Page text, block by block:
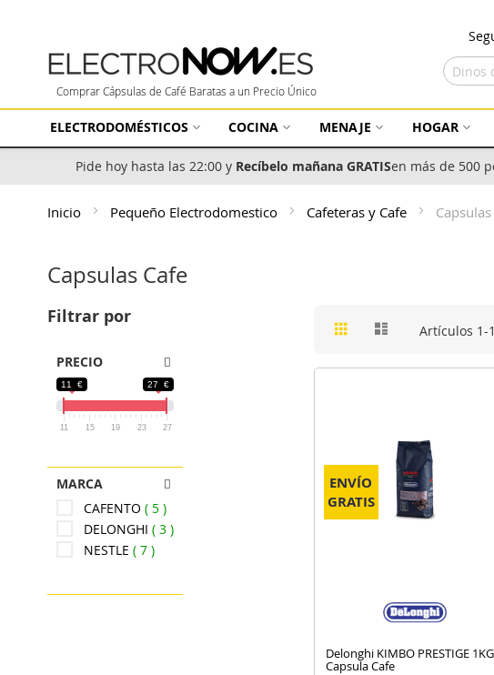
Comprar Cápsulas de Café Baratas a un Precio Único
ELECTRODOMÉSTICOS COCINA MENAJE HOGAR
Pide hoy hasta las 22:00 y Recíbelo mañana GRATISen más de 500
Inicio Pequeño Electrodomestico Cafeteras y Cafe
Capsulas Cafe
Ver
como
Parrilla Artículos 1-
ENVÍO
GRATIS
Delonghi KIMBO PRESTIGE
Capsula Cafe
Filtrar por
PRECIO
11 € 27 €
11 15 19 23 27
MARCA
CAFENTO
5
DELONGHI
3
NESTLE
7